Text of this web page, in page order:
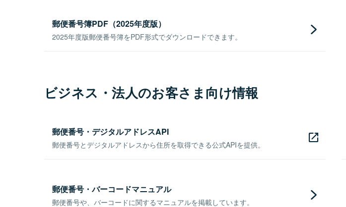
郵便番号簿PDF（2025年度版）
2025年度版郵便番号簿をPDF形式でダウンロードできます。
ビジネス・法人のお客さま向け情報
郵便番号・デジタルアドレスAPI
郵便番号とデジタルアドレスから住所を取得できる公式APIを提供。
郵便番号・バーコードマニュアル
郵便番号や、バーコードに関するマニュアルを掲載しています。